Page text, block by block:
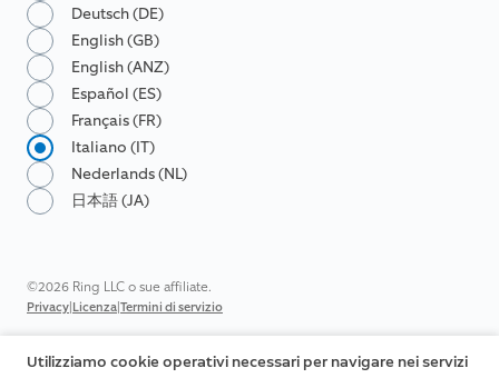
Deutsch (DE)
English (GB)
English (ANZ)
Español (ES)
Français (FR)
Italiano (IT)
Nederlands (NL)
日本語 (JA)
©2026 Ring LLC o sue affiliate.
Privacy|Licenza|Termini di servizio
Utilizziamo cookie operativi necessari per navigare nei servizi